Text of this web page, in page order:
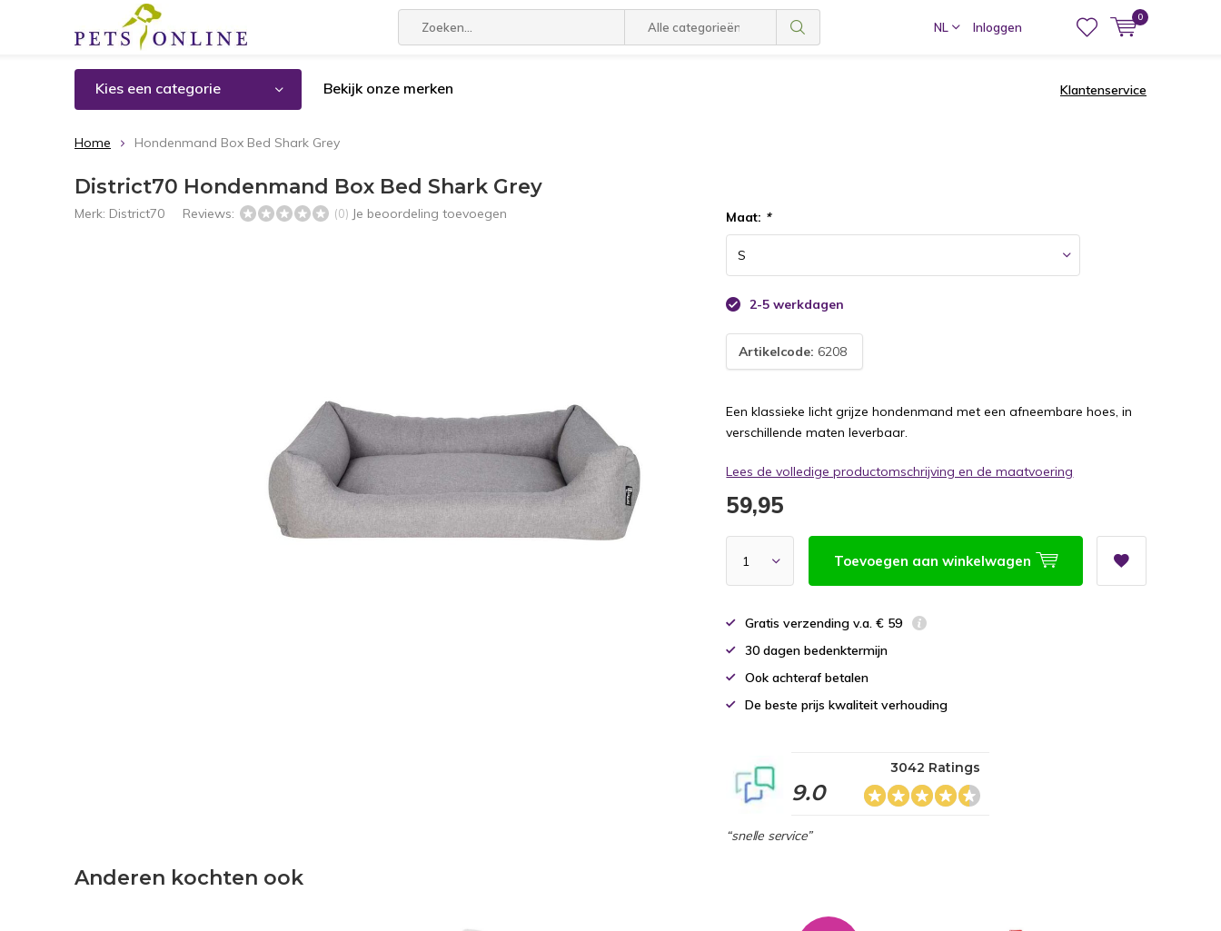
NL Inloggen
0
Kies een categorie Bekijk onze merken Klantenservice
Home Hondenmand Box Bed Shark Grey
District70 Hondenmand Box Bed Shark Grey
Merk: District70 Reviews: (0) Je beoordeling toevoegen Maat: *
2-5 werkdagen
Artikelcode: 6208
Een klassieke licht grijze hondenmand met een afneembare hoes, in
verschillende maten leverbaar.
Lees de volledige productomschrijving en de maatvoering
59,95
Toevoegen aan winkelwagen
Gratis verzending v.a. € 59
30 dagen bedenktermijn
Ook achteraf betalen
De beste prijs kwaliteit verhouding
9.0
3042 Ratings
“snelle service”
Anderen kochten ook